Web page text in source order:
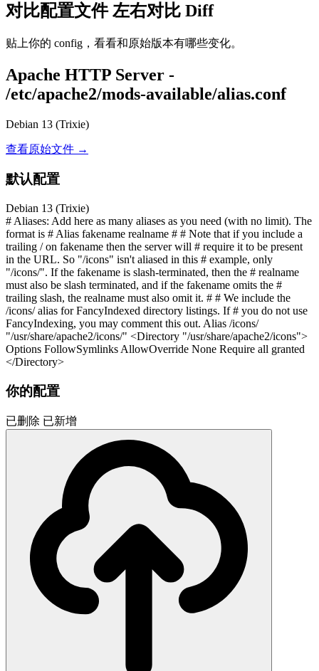
对比配置文件左右对比 Diff
贴上你的 config，看看和原始版本有哪些变化。
Apache HTTP Server -
/etc/apache2/mods-available/alias.conf
Debian 13 (Trixie)
查看原始文件 →
默认配置
Debian 13 (Trixie)
# Aliases: Add here as many aliases as you need (with no limit). The
format is # Alias fakename realname # # Note that if you include a
trailing / on fakename then the server will # require it to be present
in the URL. So "/icons" isn't aliased in this # example, only
"/icons/". If the fakename is slash-terminated, then the # realname
must also be slash terminated, and if the fakename omits the #
trailing slash, the realname must also omit it. # # We include the
/icons/ alias for FancyIndexed directory listings. If # you do not use
FancyIndexing, you may comment this out. Alias /icons/
"/usr/share/apache2/icons/" <Directory "/usr/share/apache2/icons">
Options FollowSymlinks AllowOverride None Require all granted
</Directory>
你的配置
已删除 已新增